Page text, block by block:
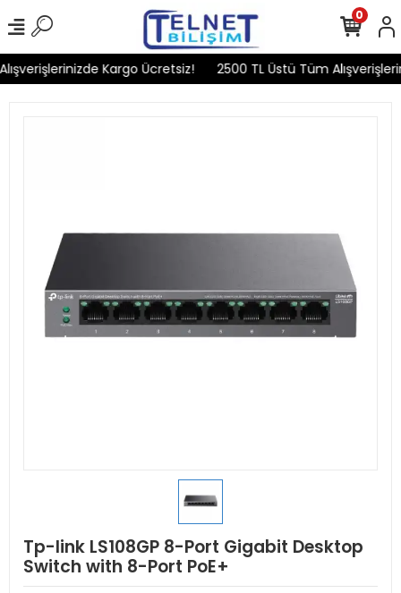
Kargo Ücretsiz! 2500 TL Üstü Tüm
0
Tp-link LS108GP 8-Port Gigabit Desktop
Switch with 8-Port PoE+